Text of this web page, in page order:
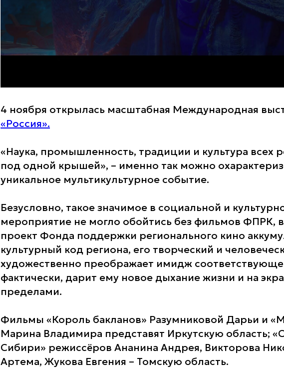
4 ноября открылась масштабная Международная
«Россия».
«Наука, промышленность, традиции и культура всех
под одной крышей», – именно так можно
уникальное мультикультурное событие.
Безусловно, такое значимое в социальной и
мероприятие не могло обойтись без фильмов ФПРК,
проект Фонда поддержки регионального кино
культурный код региона, его творческий и
художественно преображает имидж
фактически, дарит ему новое дыхание жизни и на
пределами.
Фильмы «Король бакланов» Разумниковой Дарьи и
Марина Владимира представят Иркутскую область;
Сибири» режиссёров Ананина Андрея, Викторова
Артема, Жукова Евгения – Томскую область.